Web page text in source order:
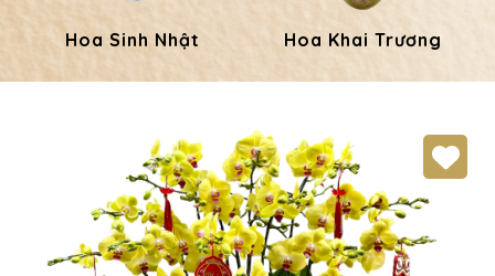
Hoa Sinh Nhật Hoa Khai Trương